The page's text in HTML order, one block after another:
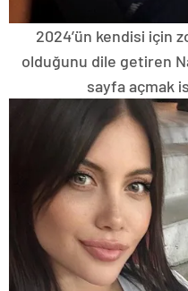
2024’ün kendisi için
olduğunu dile getiren
sayfa açmak